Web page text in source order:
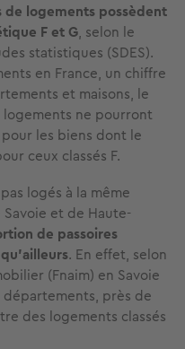
de logements possèdent
F et G, selon le
statistiques (SDES).
en France, un chiffre
et maisons, le
logements ne pourront
les biens dont le
ceux classés F.
logés à la même
et de Haute-
de passoires
. En effet, selon
(Fnaim) en Savoie
départements, près de
des logements classés